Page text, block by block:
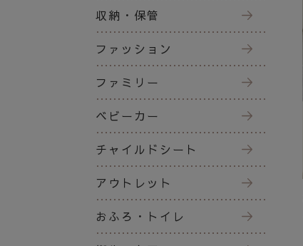
収納・保管
ファッション
ファミリー
ベビーカー
チャイルドシート
アウトレット
おふろ・トイレ